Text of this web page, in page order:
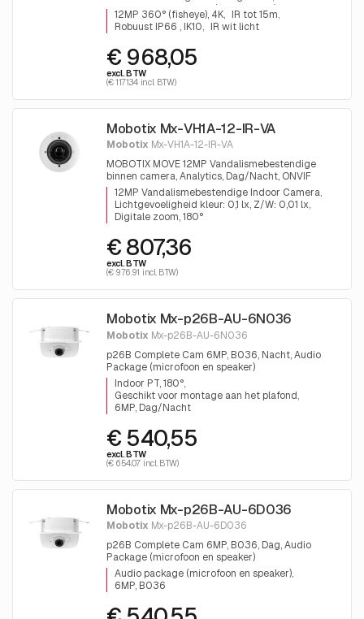
effectieve resolutie: 4k (2880x2880), IP66
12MP 360° (fisheye), 4K
IR tot 15m
Robuust IP66 , IK10
IR wit licht
€ 968,05
excl. BTW
(€ 1171.34 incl. BTW)
Mobotix Mx-VH1A-12-IR-VA
Mobotix Mx-VH1A-12-IR-VA
MOBOTIX MOVE 12MP Vandalismebestendige
binnen camera, Analytics, Dag/Nacht, ONVIF
12MP Vandalismebestendige Indoor Camera
Lichtgevoeligheid kleur: 0,1 lx, Z/W: 0,01 lx
Digitale zoom, 180°
€ 807,36
excl. BTW
(€ 976.91 incl. BTW)
Mobotix Mx-p26B-AU-6N036
Mobotix Mx-p26B-AU-6N036
p26B Complete Cam 6MP, B036, Nacht, Audio
Package (microfoon en speaker)
Indoor PT, 180°
Geschikt voor montage aan het plafond
6MP, Dag/Nacht
€ 540,55
excl. BTW
(€ 654.07 incl. BTW)
Mobotix Mx-p26B-AU-6D036
Mobotix Mx-p26B-AU-6D036
p26B Complete Cam 6MP, B036, Dag, Audio
Package (microfoon en speaker)
Audio package (microfoon en speaker)
6MP, B036